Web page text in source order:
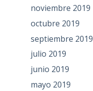
noviembre 2019
octubre 2019
septiembre 2019
julio 2019
junio 2019
mayo 2019